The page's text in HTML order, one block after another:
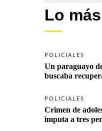
Lo
POLICIALES
Un paraguayo
POLICIALES
Crimen de